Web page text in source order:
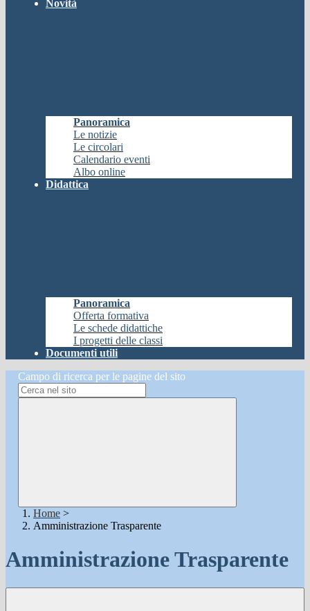
Novità
Panoramica
Le notizie
Le circolari
Calendario eventi
Albo online
Didattica
Panoramica
Offerta formativa
Le schede didattiche
I progetti delle classi
Documenti utili
Campo di ricerca per le pagine del sito
Home >
Amministrazione Trasparente
Amministrazione Trasparente